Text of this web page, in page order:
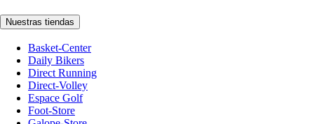
Nuestras tiendas
Basket-Center
Daily Bikers
Direct Running
Direct-Volley
Espace Golf
Foot-Store